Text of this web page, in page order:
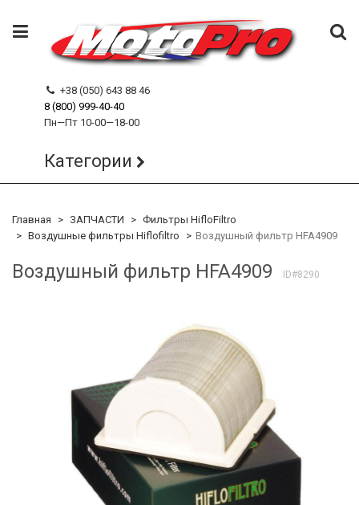
+38 (050) 643 88 46
8 (800) 999-40-40
Пн—Пт 10-00—18-00
Категории
Главная ЗАПЧАСТИ
Фильтры HifloFiltro
Воздушные фильтры Hiflofiltro
Воздушный фильтр HFA4909
Воздушный фильтр HFA4909 ID#8290